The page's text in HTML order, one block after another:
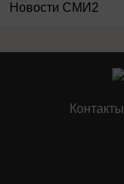
Новости СМИ2
Контакты